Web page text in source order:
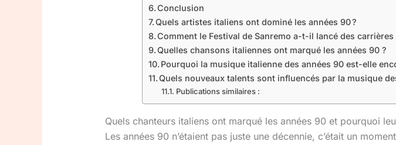
Conclusion
Quels artistes italiens ont dominé les années 90 ?
Comment le Festival de Sanremo a-t-il lancé des carrières
Quelles chansons italiennes ont marqué les années 90 ?
Pourquoi la musique italienne des années 90 est-elle
Quels nouveaux talents sont influencés par la musique
Publications similaires :
Quels chanteurs italiens ont marqué les années 90 et pourquoi
Les années 90 n’étaient pas juste une décennie, c’était un